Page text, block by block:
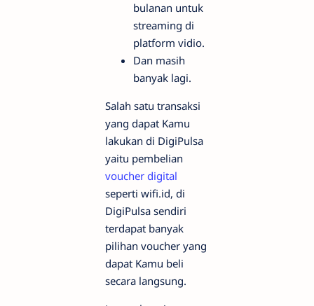
bulanan untuk
streaming di
platform vidio.
Dan masih
banyak lagi.
Salah satu transaksi
yang dapat Kamu
lakukan di DigiPulsa
yaitu pembelian
voucher digital
seperti wifi.id, di
DigiPulsa sendiri
terdapat banyak
pilihan voucher yang
dapat Kamu beli
secara langsung.